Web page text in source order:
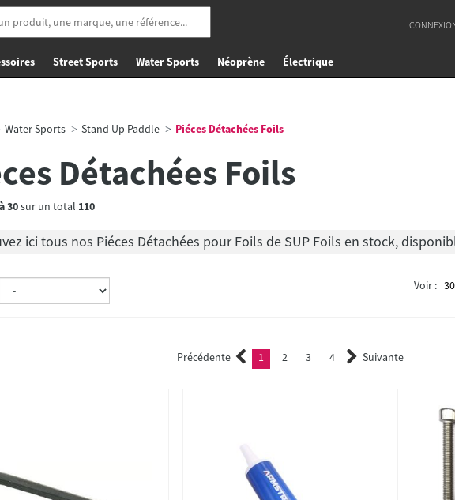
Street Sports Water Sports Néoprène Électrique
Water Sports Stand Up Paddle Piéces Détachées Foils
Détachées Foils
30sur un total 110
ici tous nos Piéces Détachées pour Foils de SUP Foils en stock,
Voir : 30
Précédente 1 (current)
2 3 4 Suivante